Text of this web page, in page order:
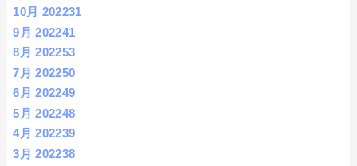
10月 202231
9月 202241
8月 202253
7月 202250
6月 202249
5月 202248
4月 202239
3月 202238